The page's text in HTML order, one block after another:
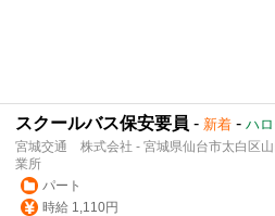
スクールバス保安要員 - 新着 - ハ
宮城交通 株式会社 - 宮城県仙台市太白区
業所
パート
時給 1,110円